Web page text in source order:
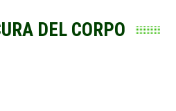
DEL CORPO